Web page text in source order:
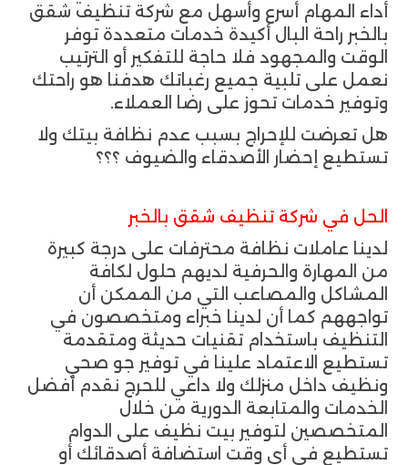
أداء المهام أسرع وأسهل مع شركة تنظيف شقق
بالخبر راحة البال أكيدة خدمات متعددة توفر
الوقت والمجهود فلا حاجة للتفكير أو الترتيب
نعمل على تلبية جميع رغباتك هدفنا هو راحتك
وتوفير خدمات تحوز على رضا العملاء.
هل تعرضت للإحراج بسبب عدم نظافة بيتك ولا
تستطيع إحضار الأصدقاء والضيوف ؟؟؟
الحل في شركة تنظيف شقق بالخبر
لدينا عاملات نظافة محترفات على درجة كبيرة
من المهارة والحرفية لديهم حلول لكافة
المشاكل والمصاعب التي من الممكن أن
تواجههم كما أن لدينا خبراء ومتخصصون في
التنظيف باستخدام تقنيات حديثة ومتقدمة
تستطيع الاعتماد علينا في توفير جو صحي
ونظيف داخل منزلك ولا داعي للحرج نقدم أفضل
الخدمات والمتابعة الدورية من خلال
المتخصصين لتوفير بيت نظيف على الدوام
تستطيع في أي وقت استضافة أصدقائك أو